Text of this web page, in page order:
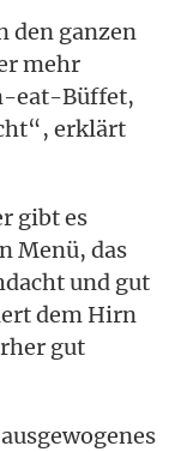
den ganzen
mehr
eat-Büffet,
erklärt
gibt es
Menü, das
und gut
dem Hirn
gut